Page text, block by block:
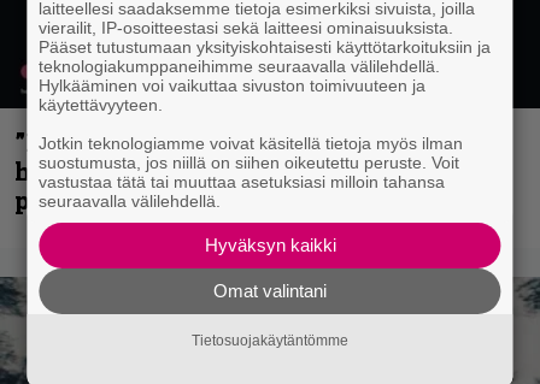
”Mitalini näyttää ihan plektralta” –
huippu-uimari jamittelee Megadethiä
palkinnollaan
laitteellesi saadaksemme tietoja esimerkiksi sivuista, joilla
vierailit, IP-osoitteestasi sekä laitteesi ominaisuuksista.
Pääset tutustumaan yksityiskohtaisesti käyttötarkoituksiin ja
teknologiakumppaneihimme seuraavalla välilehdellä.
Hylkääminen voi vaikuttaa sivuston toimivuuteen ja
käytettävyyteen.
Jotkin teknologiamme voivat käsitellä tietoja myös ilman
suostumusta, jos niillä on siihen oikeutettu peruste. Voit
vastustaa tätä tai muuttaa asetuksiasi milloin tahansa
seuraavalla välilehdellä.
Hyväksyn kaikki
Omat valintani
Tietosuojakäytäntömme